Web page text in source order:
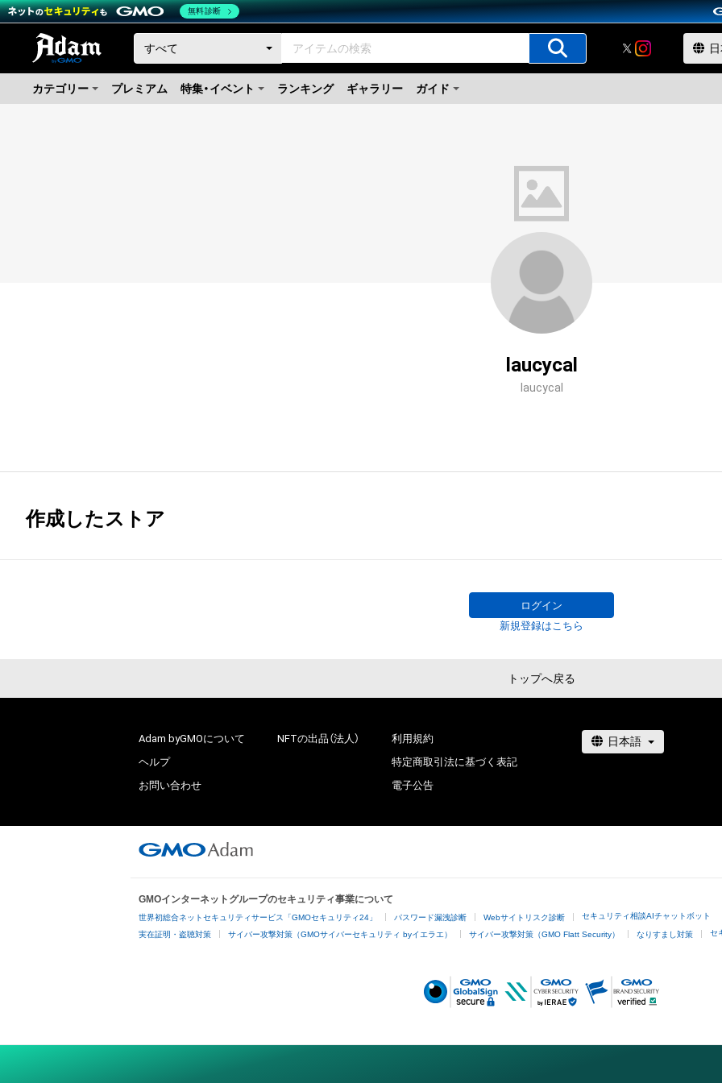
カテゴリー プレミアム 特集・イベント ランキング ギャラリー ガイド
laucycal
laucycal
作成したストア
ログイン
新規登録はこちら
トップへ戻る
Adam byGMOについて
ヘルプ
お問い合わせ
NFTの出品（法人）
利用規約
特定商取引法に基づく表記
電子公告
GMOインターネットグループのセキュリティ事業について
世界初総合ネットセキュリティサービス「GMOセキュリティ24」 パスワード漏洩診断 Webサイトリスク診断 セキュリティ相談AIチャットボット
実在証明・盗聴対策 サイバー攻撃対策（GMOサイバーセキュリティ byイエラエ） サイバー攻撃対策（GMO Flatt Security） なりすまし対策 セ
無料診断